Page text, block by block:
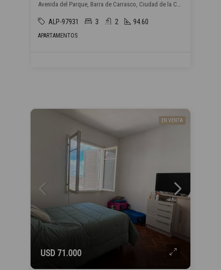
Avenida del Parque, Barra de Carrasco, Ciudad de la Costa
ALP-97931 3 2 94.60
APARTAMENTOS
EN VENTA
USD 71.000